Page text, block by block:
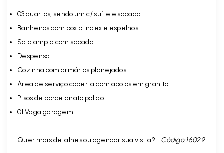
03 quartos, sendo um c/ suíte e sacada
Banheiros com box blindex e espelhos
Sala ampla com sacada
Despensa
Cozinha com armários planejados
Área de serviço coberta com apoios em granito
Pisos de porcelanato polido
01 Vaga garagem
Quer mais detalhes ou agendar sua visita? - Código:16029